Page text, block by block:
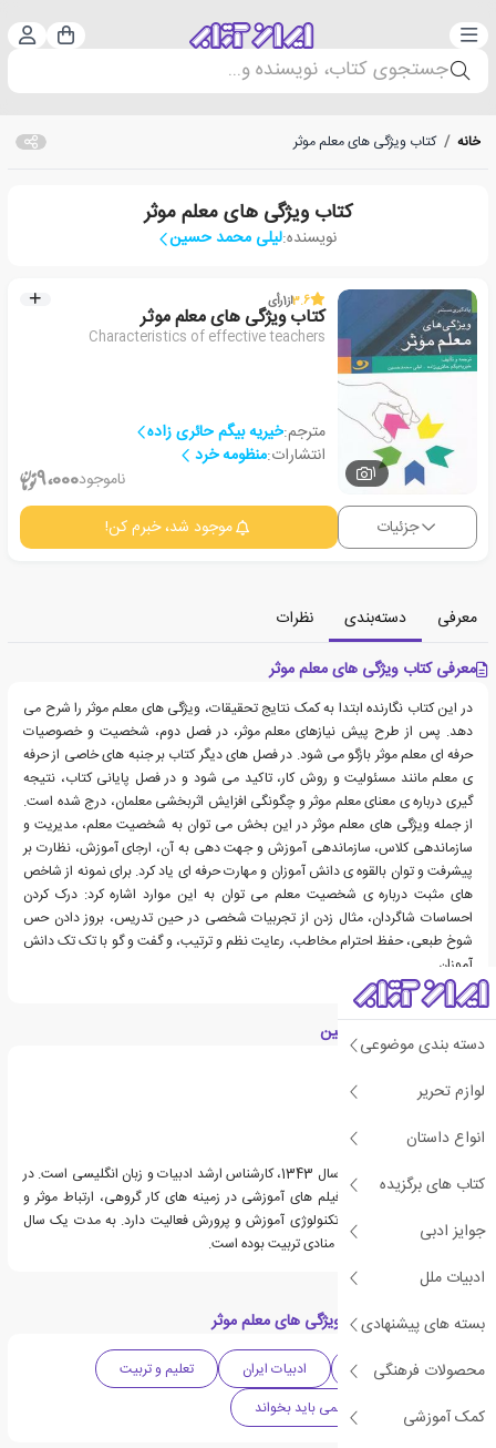
دسته‌بندی سبد
جستجوی کتاب، نویسنده و...
دسته بندی موضوعی
لوازم تحریر
انواع داستان
کتاب های برگزیده
جوایز ادبی
ادبیات ملل
بسته های پیشنهادی
محصولات فرهنگی
کمک آموزشی
خانه / کتاب ویژگی های معلم موثر
کتاب ویژگی های معلم موثر
نویسنده:لیلی محمد حسین
1
3.6از1رأی
کتاب ویژگی های معلم موثر
Characteristics of effective teachers
مترجم:خیریه بیگم حائری زاده
انتشارات:منظومه خرد
ناموجود9،000
جزئیات موجود شد، خبرم کن!
معرفی دسته‌بندی
نظرات
معرفی کتاب ویژگی های معلم موثر
در این کتاب نگارنده ابتدا به کمک نتایج تحقیقات، ویژگی های معلم موثر را شرح می
دهد. پس از طرح پیش نیازهای معلم موثر، در فصل دوم، شخصیت و خصوصیات
حرفه ای معلم موثر بازگو می شود. در فصل های دیگر کتاب بر جنبه های خاصی از حرفه
ی معلم مانند مسئولیت و روش کار، تاکید می شود و در فصل پایانی کتاب، نتیجه
گیری درباره ی معنای معلم موثر و چگونگی افزایش اثربخشی معلمان، درج شده است.
از جمله ویژگی های معلم موثر در این بخش می توان به شخصیت معلم، مدیریت و
سازماندهی کلاس، سازماندهی آموزش و جهت دهی به آن، ارجای آموزش، نظارت بر
پیشرفت و توان بالقوه ی دانش آموزان و مهارت حرفه ای یاد کرد. برای نمونه از شاخص
های مثبت درباره ی شخصیت معلم می توان به این موارد اشاره کرد: درک کردن
احساسات شاگردان، مثال زدن از تجربیات شخصی در حین تدریس، بروز دادن حس
شوخ طبعی، حفظ احترام مخاطب، رعایت نظم و ترتیب، و گفت و گو با تک تک دانش
آموزان.
درباره لیلی محمد حسین
لیلی محمدحسین متولد سال 1343، کارشناس ارشد ادبیات و زبان انگلیسی است. در
نقش کارشناس در تهیهٔ فیلم های آموزشی در زمینه های کار گروهی، ارتباط موثر و
خلاقیت به سفارش دفتر تکنولوژی آموزش و پرورش فعالیت دارد. به مدت یک سال
عضو هیئت امنای موسسه منادی تربیت بوده است.
دسته بندی های کتاب ویژگی های معلم موثر
دهه 2000 میلادی ادبیات ایران
تعلیم و تربیت
کتاب هایی که هر معلمی باید بخواند